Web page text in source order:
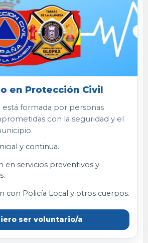
en Protección Civil
está formada por personas
con la seguridad y el
y continua.
en servicios preventivos y
con Policía Local y otros cuerpos.
ser voluntario/a